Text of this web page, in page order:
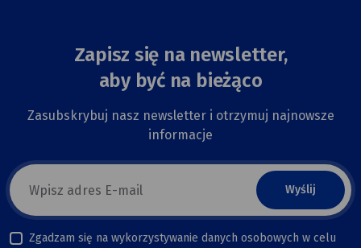
Zapisz się na newsletter,
aby być na bieżąco
Zasubskrybuj nasz newsletter i otrzymuj najnowsze
informacje
E-
mail
newsletter
Zgadzam się na wykorzystywanie danych osobowych w celu